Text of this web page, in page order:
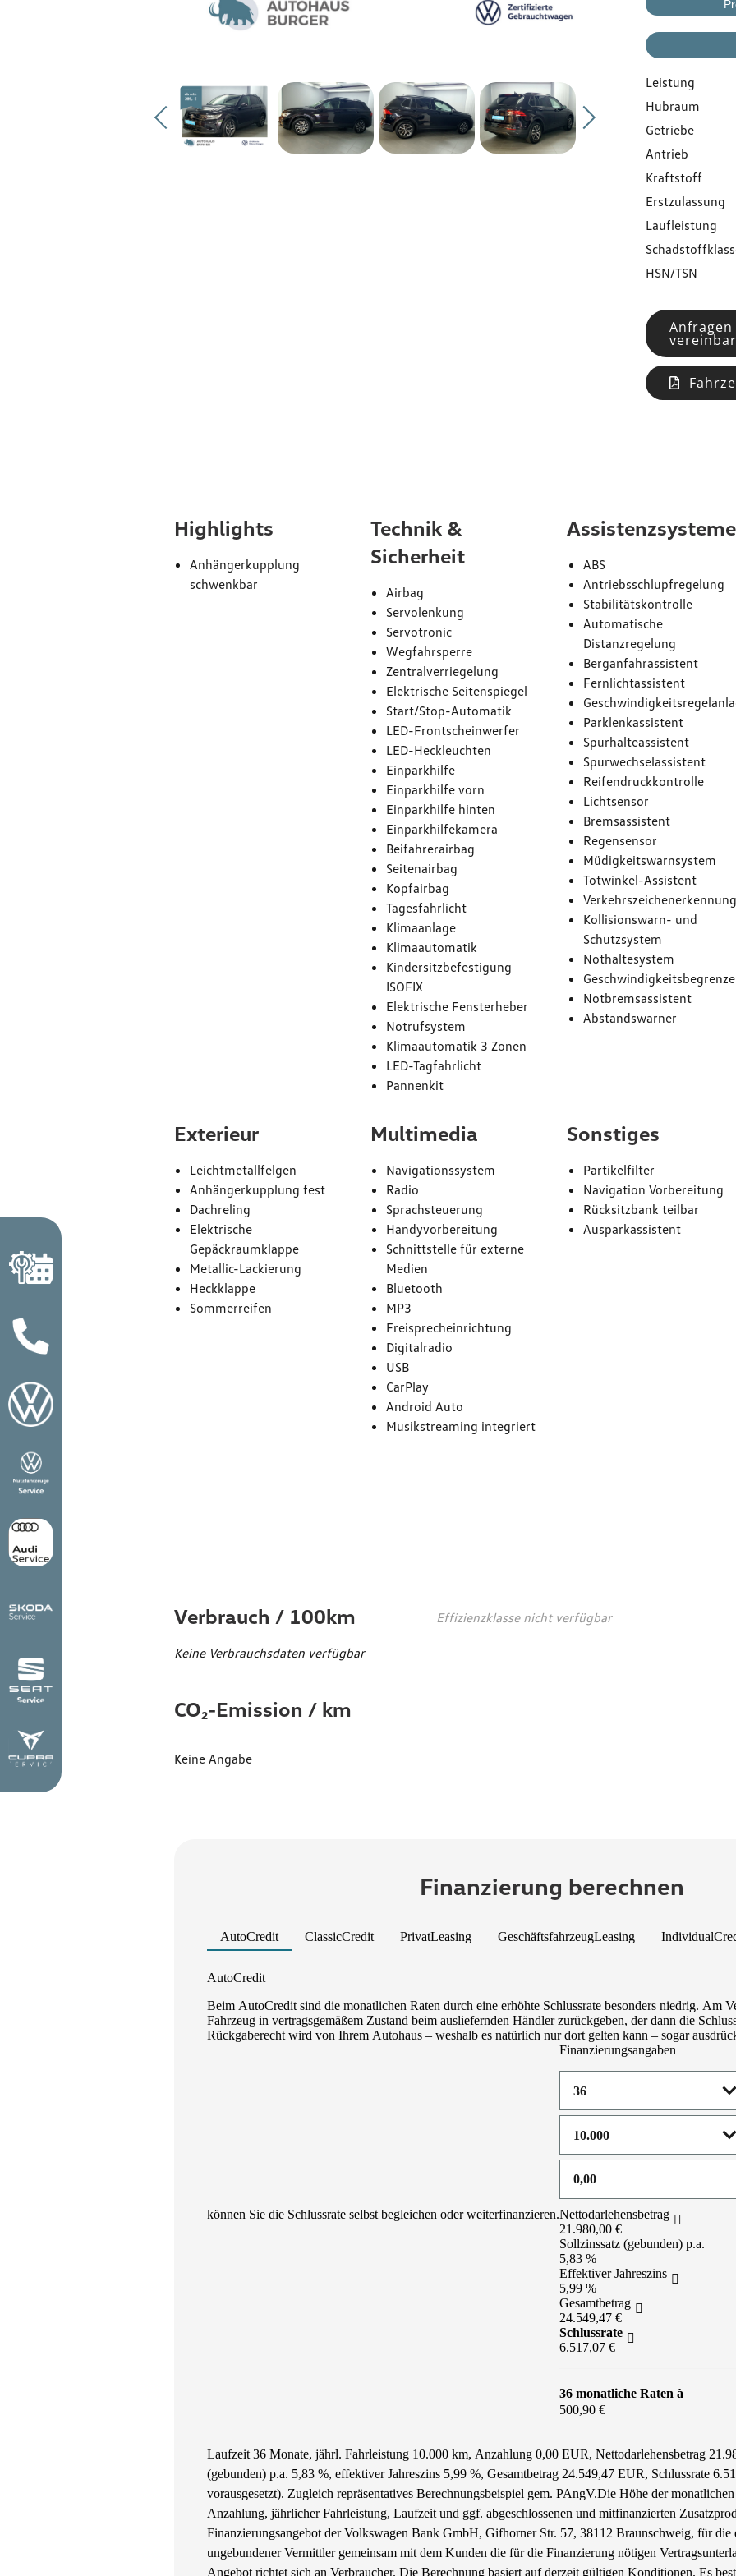
Über uns
Leistung
Hubraum
Getriebe
Antrieb
Kraftstoff
Erstzulassung
Laufleistung
HSN/TSN
Highlights
Anhängerkupplung
schwenkbar
Technik &
Sicherheit
Airbag
Servolenkung
Servotronic
Wegfahrsperre
Zentralverriegelung
Elektrische Seitenspiegel
Start/Stop-Automatik
LED-Frontscheinwerfer
LED-Heckleuchten
Einparkhilfe
Einparkhilfe vorn
Einparkhilfe hinten
Einparkhilfekamera
Beifahrerairbag
Seitenairbag
Kopfairbag
Tagesfahrlicht
Klimaanlage
Klimaautomatik
Kindersitzbefestigung
ISOFIX
Elektrische Fensterheber
Notrufsystem
Klimaautomatik 3 Zonen
LED-Tagfahrlicht
Pannenkit
Assistenzsysteme
ABS
Antriebsschlupfregelung
Stabilitätskontrolle
Automatische
Distanzregelung
Berganfahrassistent
Fernlichtassistent
Parklenkassistent
Spurhalteassistent
Spurwechselassistent
Reifendruckkontrolle
Lichtsensor
Bremsassistent
Regensensor
Müdigkeitswarnsystem
Totwinkel-Assistent
Verkehrszeichenerkennung
Kollisionswarn- und
Schutzsystem
Nothaltesystem
Notbremsassistent
Abstandswarner
Exterieur
Leichtmetallfelgen
Anhängerkupplung fest
Dachreling
Elektrische
Gepäckraumklappe
Metallic-Lackierung
Heckklappe
Sommerreifen
Multimedia
Navigationssystem
Radio
Sprachsteuerung
Handyvorbereitung
Schnittstelle für externe
Medien
Bluetooth
MP3
Freisprecheinrichtung
Digitalradio
USB
CarPlay
Android Auto
Musikstreaming integriert
Sonstiges
Partikelfilter
Navigation Vorbereitung
Rücksitzbank teilbar
Ausparkassistent
Verbrauch / 100km
Keine Verbrauchsdaten verfügbar
CO₂-Emission / km
Keine Angabe
Effizienzklasse nicht verfügbar
Finanzierung berechnen
AutoCredit ClassicCredit PrivatLeasing GeschäftsfahrzeugLeasing
AutoCredit
Beim AutoCredit sind die monatlichen Raten durch eine erhöhte Schlussrate besonders niedrig. Am
Fahrzeug in vertragsgemäßem Zustand beim ausliefernden Händler zurückgeben, der dann die
Rückgaberecht wird von Ihrem Autohaus – weshalb es natürlich nur dort gelten kann – sogar
können Sie die Schlussrate selbst begleichen oder weiterfinanzieren.
Finanzierungsangaben
Nettodarlehensbetrag
21.980,00 €
Sollzinssatz (gebunden) p.a.
5,83 %
Effektiver Jahreszins
5,99 %
Gesamtbetrag
24.549,47 €
Schlussrate
6.517,07 €
36 monatliche Raten à
500,90 €
Laufzeit 36 Monate, jährl. Fahrleistung 10.000 km, Anzahlung 0,00 EUR, Nettodarlehensbetrag
(gebunden) p.a. 5,83 %, effektiver Jahreszins 5,99 %, Gesamtbetrag 24.549,47 EUR, Schlussrate
vorausgesetzt). Zugleich repräsentatives Berechnungsbeispiel gem. PAngV.Die Höhe der
Anzahlung, jährlicher Fahrleistung, Laufzeit und ggf. abgeschlossenen und mitfinanzierten
Finanzierungsangebot der Volkswagen Bank GmbH, Gifhorner Str. 57, 38112 Braunschweig, für die
ungebundener Vermittler gemeinsam mit dem Kunden die für die Finanzierung nötigen
Angebot richtet sich an Verbraucher. Die Berechnung basiert auf derzeit gültigen Konditionen. Es